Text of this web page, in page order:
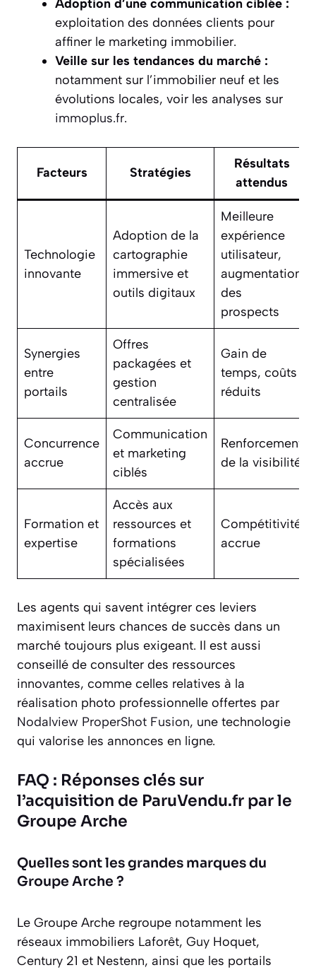
Adoption d’une communication ciblée :
exploitation des données clients pour
affiner le marketing immobilier.
Veille sur les tendances du marché :
notamment sur l’immobilier neuf et les
évolutions locales, voir les analyses sur
immoplus.fr.
Facteurs Stratégies
Résultats
attendus
Technologie
innovante
Adoption de la
cartographie
immersive et
outils digitaux
Meilleure
expérience
utilisateur,
augmentation
des
prospects
Synergies
entre
portails
Offres
packagées et
gestion
centralisée
Gain de
temps, coûts
réduits
Concurrence
accrue
Communication
et marketing
ciblés
Renforcement
de la visibilité
Formation et
expertise
Accès aux
ressources et
formations
spécialisées
Compétitivité
accrue
Les agents qui savent intégrer ces leviers
maximisent leurs chances de succès dans un
marché toujours plus exigeant. Il est aussi
conseillé de consulter des ressources
innovantes, comme celles relatives à la
réalisation photo professionnelle offertes par
Nodalview ProperShot Fusion, une technologie
qui valorise les annonces en ligne.
FAQ : Réponses clés sur
l’acquisition de ParuVendu.fr par le
Groupe Arche
Quelles sont les grandes marques du
Groupe Arche ?
Le Groupe Arche regroupe notamment les
réseaux immobiliers Laforêt, Guy Hoquet,
Century 21 et Nestenn, ainsi que les portails